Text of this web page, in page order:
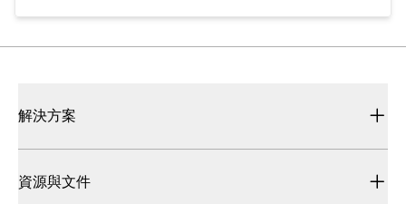
解決方案
資源與文件